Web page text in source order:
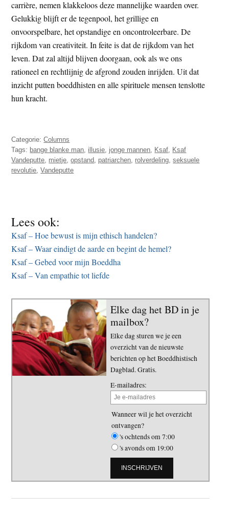
carrière, nemen klakkeloos deze mannelijke waarden over.
Gelukkig blijft er de tegenpool, het grillige en
onvoorspelbare, het opstandige en oncontroleerbare. De
rijkdom van creativiteit. In feite is dat de rijkdom van het
leven. Dat zal altijd blijven doorgaan, ook als we ons
rationeel en rechtlijnig de afgrond zouden inrijden. Uit dat
inzicht putten boeddhisten en alle spirituele mensen tenslotte
hun kracht.
Categorie:Columns
Tags: bange blanke man illusie jonge mannen Ksaf Ksaf
Vandeputte mietje ,opstand patriarchen rolverdeling ,seksuele
revolutie ,Vandeputte
Lees ook:
Ksaf – Hoe bewust is mijn ethisch handelen?
Ksaf – Waar eindigt de aarde en begint de hemel?
Ksaf – Gebed voor mijn Boeddha
Ksaf – Van empathie tot liefde
Elke dag het BD in je
mailbox?
Elke dag sturen we je een
overzicht van de nieuwste
berichten op het Boeddhistisch
Dagblad. Gratis.
E-mailadres:
Wanneer wil je het overzicht
ontvangen?
's ochtends om 7:00
's avonds om 19:00